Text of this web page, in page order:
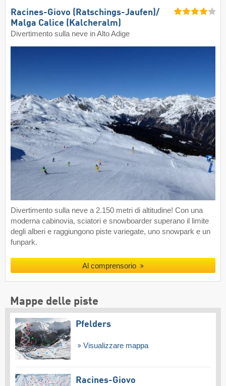
Racines-Giovo (Ratschings-Jaufen)/​
Malga Calice (Kalcheralm)
Divertimento sulla neve in Alto Adige
Divertimento sulla neve a 2.150 metri di altitudine! Con una
moderna cabinovia, sciatori e snowboarder superano il limite
degli alberi e raggiungono piste variegate, uno snowpark e un
funpark.
Al comprensorio
Mappe delle piste
Pfelders
Visualizzare mappa
Racines-Giovo